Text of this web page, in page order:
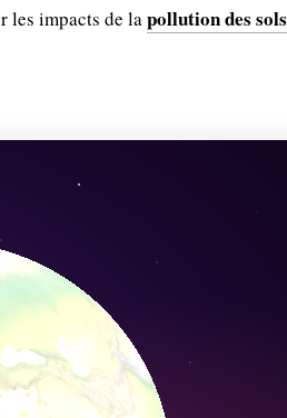
les impacts de lapollution des sols